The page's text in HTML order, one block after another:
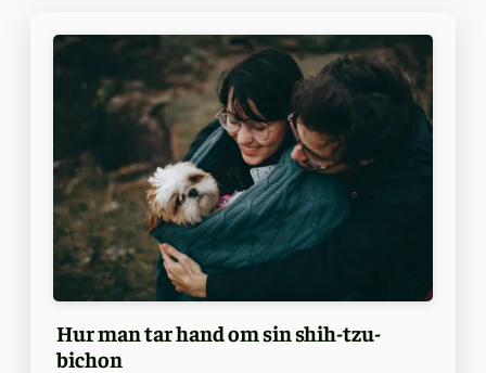
Hur man tar hand om sin shih-tzu-
bichon